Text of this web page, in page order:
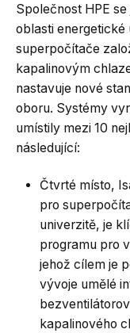
Společnost HPE
oblasti
superpočítače
kapalinovým
nastavuje nové
oboru. Systémy
umístily mezi 10
následující:
Čtvrté místo,
pro
univerzitě, je
programu pro
jehož cílem je
vývoje umělé
kapalinového